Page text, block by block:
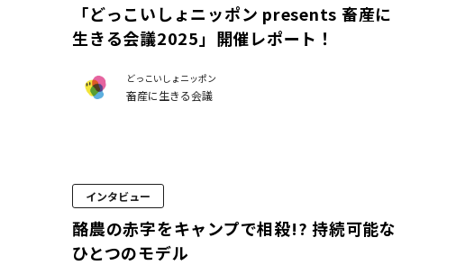
「どっこいしょニッポン presents 畜産に
生きる会議2025」開催レポート！
どっこいしょニッポン
畜産に生きる会議
インタビュー
酪農の赤字をキャンプで相殺!? 持続可能な
ひとつのモデル